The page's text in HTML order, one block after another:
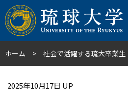
ホーム 社会で活躍する琉大卒業生
2025年10月17日 UP